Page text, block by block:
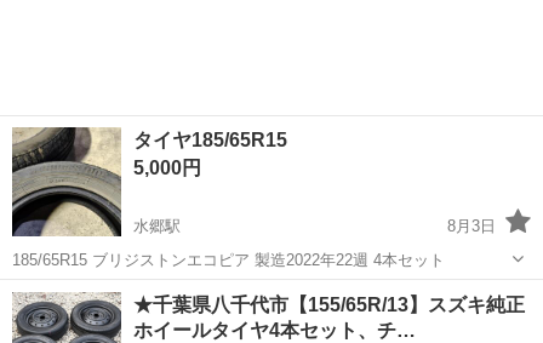
タイヤ185/65R15
5,000円
水郷駅
8月3日
185/65R15 ブリジストンエコピア 製造2022年22週 4本セット
千葉 香取市 水郷駅 タイヤ、ホイール
★千葉県八千代市【155/65R/13】スズキ純正
ホイールタイヤ4本セット、チ…